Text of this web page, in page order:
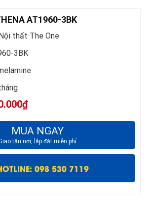
AT1960-3BK
thất The One
3BK
₫
MUA NGAY
tận nơi, lắp đặt miễn phí
098 530 7119